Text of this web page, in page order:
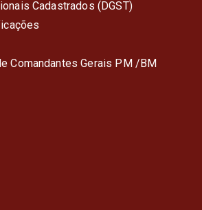
Cadastrados (DGST)
Comandantes Gerais PM /BM